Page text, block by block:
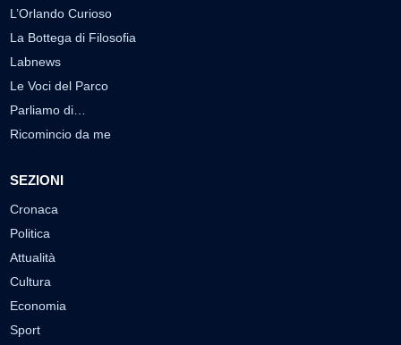
L’Orlando Curioso
La Bottega di Filosofia
Labnews
Le Voci del Parco
Parliamo di…
Ricomincio da me
SEZIONI
Cronaca
Politica
Attualità
Cultura
Economia
Sport